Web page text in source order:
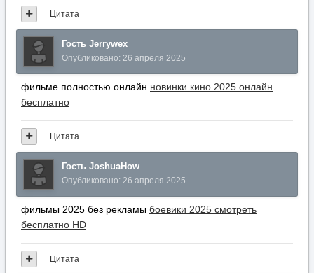
Цитата
Гость Jerrywex
Опубликовано: 26 апреля 2025
фильме полностью онлайн новинки кино 2025 онлайн
бесплатно
Цитата
Гость JoshuaHow
Опубликовано: 26 апреля 2025
фильмы 2025 без рекламы боевики 2025 смотреть
бесплатно HD
Цитата